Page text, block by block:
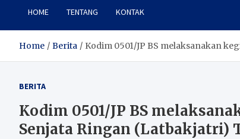
HOME TENTANG KONTAK
Home Berita Kodim 0501/JP BS melaksanakan
BERITA
Kodim 0501/JP BS
Senjata Ringan (Latbakjatri)